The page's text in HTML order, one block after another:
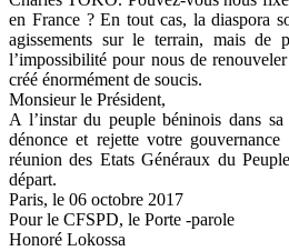
en France ? En tout cas, la diaspora
agissements sur le terrain, mais de
l’impossibilité pour nous de
créé énormément de soucis.
Monsieur le Président,
A l’instar du peuple béninois dans
dénonce et rejette votre
réunion des Etats Généraux du
départ.
Paris, le 06 octobre 2017
Pour le CFSPD, le Porte -parole
Honoré Lokossa